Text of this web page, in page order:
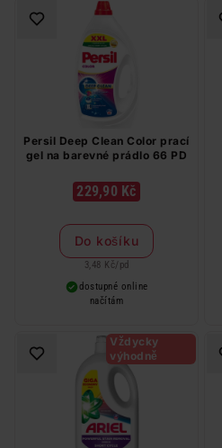
Persil Deep Clean Color prací
gel na barevné prádlo 66 PD
229,90 Kč
Do košíku
3,48 Kč/ pd
dostupné online
načítám
Vždycky
výhodně